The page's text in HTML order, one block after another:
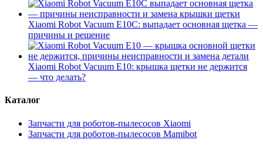
Xiaomi Robot Vacuum E10C: выпадает основная щетка —
причины и решение
Xiaomi Robot Vacuum E10: крышка щетки не держится
— что делать?
Каталог
Запчасти для роботов-пылесосов Xiaomi
Запчасти для роботов-пылесосов Mamibot